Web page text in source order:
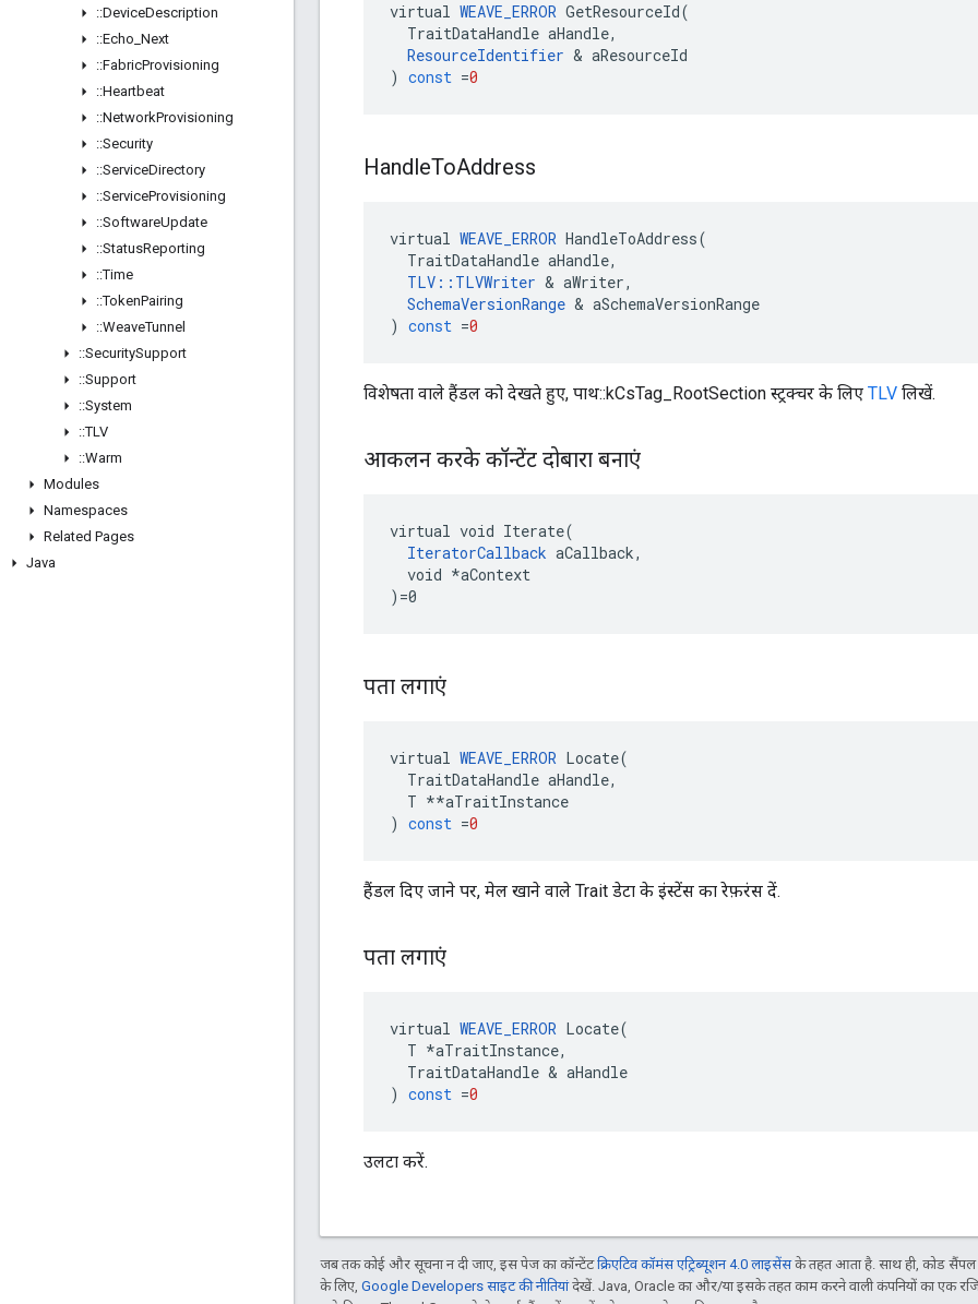
::DeviceDescription
::Echo Next
::FabricProvisioning
::Heartbeat
::NetworkProvisioning
::Security
::ServiceDirectory
::ServiceProvisioning
::SoftwareUpdate
::StatusReporting
::Time
::TokenPairing
::WeaveTunnel
::SecuritySupport
::Support
::System
::TLV
::Warm
Modules
Namespaces
Related Pages
Java
virtual WEAVE_ERROR GetResourceId(
TraitDataHandle aHandle,
ResourceIdentifier & aResourceId
) const =0
HandleToAddress
virtual WEAVE_ERROR HandleToAddress(
TraitDataHandle aHandle,
TLV :: TLVWriter & aWriter,
SchemaVersionRange & aSchemaVersionRange
) const =0
विशेषता वाले हैंडल को देखते हुए, पाथ::kCsTag_RootSection स्ट्रक्चर के लिए TLV लिखें.
आकलन करके कॉन्टेंट दोबारा बनाएं
virtual void Iterate(
IteratorCallback aCallback,
  void *aContext
)=0
पता लगाएं
virtual WEAVE_ERROR Locate(
TraitDataHandle aHandle,
T **aTraitInstance
) const =0
हैंडल दिए जाने पर, मेल खाने वाले Trait डेटा के इंस्टेंस का रेफ़रंस दें.
पता लगाएं
virtual WEAVE_ERROR Locate(
T *aTraitInstance,
TraitDataHandle & aHandle
) const =0
उलटा करें.
जब तक कोई और सूचना न दी जाए, इस पेज का कॉन्टेंटक्रिएटिव कॉमंस एट्रिब्यूशन 4.0 लाइसेंसके तहत आता है. साथ ही, कोड सैंपल
के लिए, Google Developers साइट की नीतियांदेखें. Java, Oracle का और/या इसके तहत काम करने वाली कंपनियों का एक